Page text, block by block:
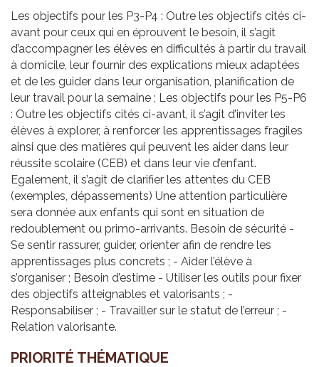
Les objectifs pour les P3-P4 : Outre les objectifs cités ci-
avant pour ceux qui en éprouvent le besoin, il s’agit
d’accompagner les élèves en difficultés à partir du travail
à domicile, leur fournir des explications mieux adaptées
et de les guider dans leur organisation, planification de
leur travail pour la semaine ; Les objectifs pour les P5-P6
: Outre les objectifs cités ci-avant, il s’agit d’inviter les
élèves à explorer, à renforcer les apprentissages fragiles
ainsi que des matières qui peuvent les aider dans leur
réussite scolaire (CEB) et dans leur vie d’enfant.
Egalement, il s’agit de clarifier les attentes du CEB
(exemples, dépassements) Une attention particulière
sera donnée aux enfants qui sont en situation de
redoublement ou primo-arrivants. Besoin de sécurité -
Se sentir rassurer, guider, orienter afin de rendre les
apprentissages plus concrets ; - Aider l’élève à
s’organiser ; Besoin d’estime - Utiliser les outils pour fixer
des objectifs atteignables et valorisants ; -
Responsabiliser ; - Travailler sur le statut de l’erreur ; -
Relation valorisante.
PRIO­RITÉ THÉ­MA­TIQUE